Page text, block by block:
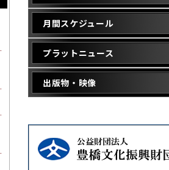
月間スケジュール
プラットニュース
出版物・映像